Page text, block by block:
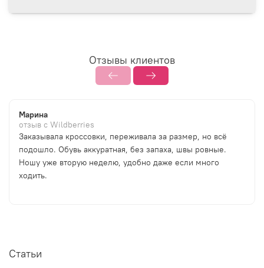
Отзывы клиентов
Марина
отзыв с Wildberries
Заказывала кроссовки, переживала за размер, но всё
подошло. Обувь аккуратная, без запаха, швы ровные.
Ношу уже вторую неделю, удобно даже если много
ходить.
Статьи